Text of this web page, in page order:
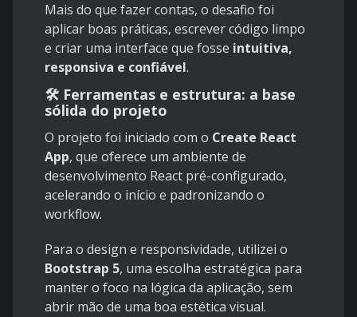
Mais do que fazer contas, o desafio foi
aplicar boas práticas, escrever código limpo
e criar uma interface que fosse intuitiva,
responsiva e confiável.
🛠️ Ferramentas e estrutura: a base
sólida do projeto
O projeto foi iniciado com o Create React
App, que oferece um ambiente de
desenvolvimento React pré-configurado,
acelerando o início e padronizando o
workflow.
Para o design e responsividade, utilizei o
Bootstrap 5, uma escolha estratégica para
manter o foco na lógica da aplicação, sem
abrir mão de uma boa estética visual.